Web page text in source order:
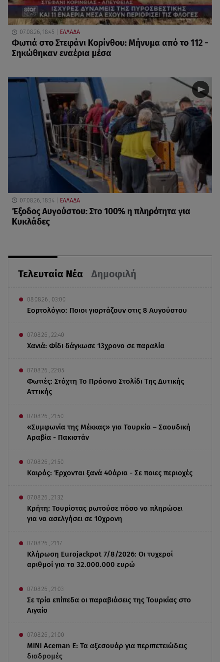
Τελευταία Νέα Δημοφιλή
08.08.26 , 03:00
Εορτολόγιο: Ποιοι γιορτάζουν στις 8 Αυγούστου
07.08.26 , 22:40
Χανιά: Φίδι δάγκωσε 13χρονο σε παραλία
07.08.26 , 22:05
Φωτιές: Στάχτη Το Πράσινο Στολίδι Της Δυτικής
Αττικής
07.08.26 , 21:50
«Συμφωνία της Μέκκας» για Τουρκία – Σαουδική
Αραβία - Πακιστάν
07.08.26 , 21:50
Καιρός: Έρχονται ξανά 40άρια - Σε ποιες περιοχές
07.08.26 , 21:32
Κρήτη: Τουρίστας ρωτούσε πόσο να πληρώσει
για να ασελγήσει σε 10χρονη
07.08.26 , 21:17
Κλήρωση Eurojackpot 7/8/2026: Οι τυχεροί
αριθμοί για τα 32.000.000 ευρώ
07.08.26 , 21:03
Σε τρία επίπεδα οι παραβιάσεις της Τουρκίας στο
Αιγαίο
07.08.26 , 21:00
MINI Aceman E: Τα αξεσουάρ για περιπετειώδεις
διαδρομές
07.08.26, 18:45 ΕΛΛΑΔΑ
Φωτιά στο Στεφάνι Κορίνθου: Μήνυμα από το 112 -
Σηκώθηκαν εναέρια μέσα
07.08.26, 18:34 ΕΛΛΑΔΑ
Έξοδος Αυγούστου: Στο 100% η πληρότητα για
Κυκλάδες